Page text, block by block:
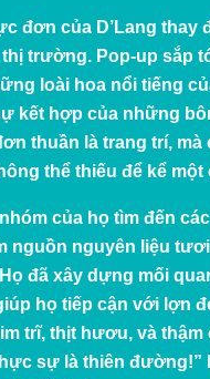
đơn của D’Lang thay
trường. Pop-up sắp
loài hoa nổi tiếng
kết hợp của những
thuần là trang trí, mà
thể thiếu để kể một
của họ tìm đến
nguồn nguyên liệu
đã xây dựng mối
họ tiếp cận với lợn
trĩ, thịt hươu, và
sự là thiên đường!”